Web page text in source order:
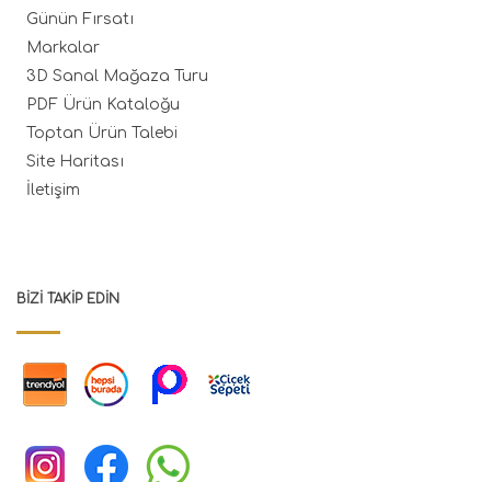
Günün Fırsatı
Markalar
3D Sanal Mağaza Turu
PDF Ürün Kataloğu
Toptan Ürün Talebi
Site Haritası
İletişim
BIZI TAKIP EDIN